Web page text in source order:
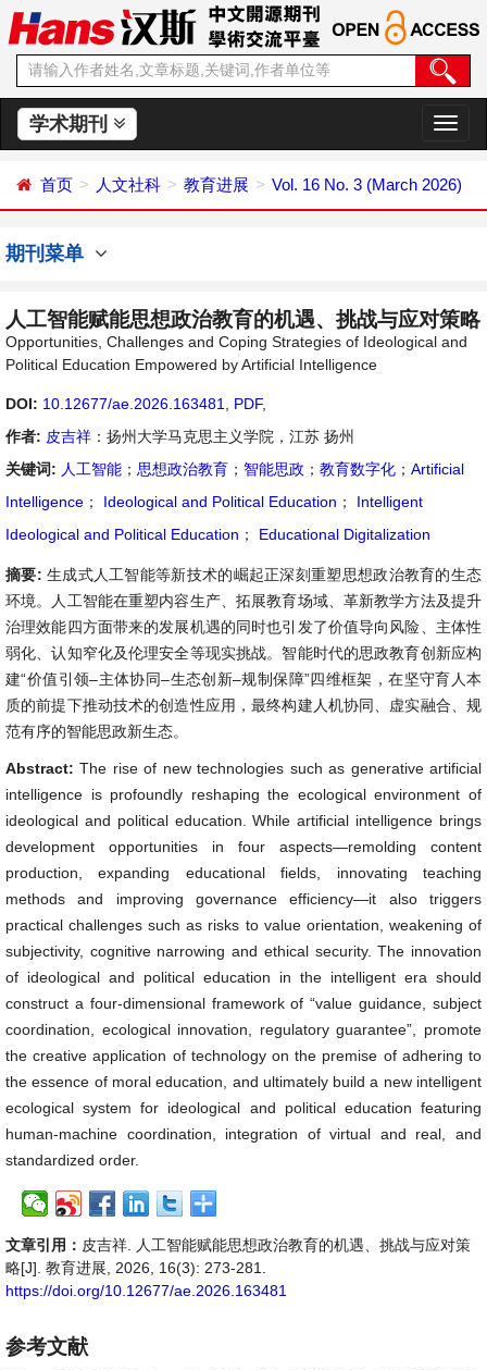
学术期刊
切
换
航
首页 人文社科 教育进展 Vol. 16 No. 3 (March 2026)
期刊菜单
人工智能赋能思想政治教育的机遇、挑战与应对策略
Opportunities, Challenges and Coping Strategies of Ideological and
Political Education Empowered by Artificial Intelligence
DOI: 10.12677/ae.2026.163481 PDF,
作者: 皮吉祥 ：扬州大学马克思主义学院，江苏 扬州
关键词: 人工智能 ； 思想政治教育 ； 智能思政 ； 教育数字化 ； Artificial
Intelligence ； Ideological and Political Education ；
Intelligent
Ideological and Political Education ； Educational Digitalization
摘要: 生成式人工智能等新技术的崛起正深刻重塑思想政治教育的生态
环境。人工智能在重塑内容生产、拓展教育场域、革新教学方法及提升
治理效能四方面带来的发展机遇的同时也引发了价值导向风险、主体性
弱化、认知窄化及伦理安全等现实挑战。智能时代的思政教育创新应构
建“价值引领–主体协同–生态创新–规制保障”四维框架，在坚守育人本
质的前提下推动技术的创造性应用，最终构建人机协同、虚实融合、规
范有序的智能思政新生态。
Abstract:The rise of new technologies such as generative artificial
intelligence is profoundly reshaping the ecological environment of
ideological and political education. While artificial intelligence brings
development opportunities in four aspects—remolding content
production, expanding educational fields, innovating teaching
methods and improving governance efficiency—it also triggers
practical challenges such as risks to value orientation, weakening of
subjectivity, cognitive narrowing and ethical security. The innovation
of ideological and political education in the intelligent era should
construct a four-dimensional framework of “value guidance, subject
coordination, ecological innovation, regulatory guarantee”, promote
the creative application of technology on the premise of adhering to
the essence of moral education, and ultimately build a new intelligent
ecological system for ideological and political education featuring
human-machine coordination, integration of virtual and real, and
standardized order.
文章引用： 皮吉祥. 人工智能赋能思想政治教育的机遇、挑战与应对策
略[J]. 教育进展, 2026, 16(3): 273-281.
https://doi.org/10.12677/ae.2026.163481
参考文献